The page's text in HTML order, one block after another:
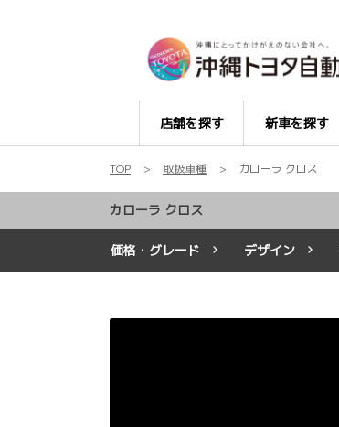
店舗を探す 新車を探す
TOP 取扱車種 カローラ クロス
カローラ クロス
価格・グレード デザイン